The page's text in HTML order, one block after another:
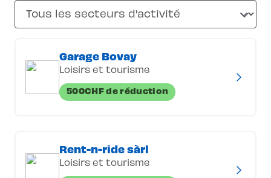
Garage Bovay
Loisirs et tourisme
500CHF de réduction
Rent-n-ride sàrl
Loisirs et tourisme